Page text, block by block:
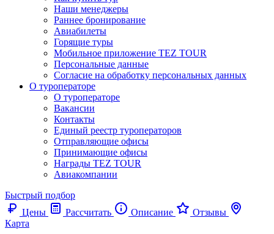
Наши менеджеры
Раннее бронирование
Авиабилеты
Горящие туры
Мобильное приложение TEZ TOUR
Персональные данные
Согласие на обработку персональных данных
О туроператоре
О туроператоре
Вакансии
Контакты
Единый реестр туроператоров
Отправляющие офисы
Принимающие офисы
Награды TEZ TOUR
Авиакомпании
Быстрый подбор
Цены
Рассчитать Описание
Отзывы
Карта